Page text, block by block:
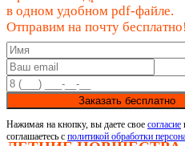
в одном удобном pdf-файле.
Отправим на почту бесплатно!
Заказать бесплатно
Нажимая на кнопку, вы даете свое согласие
соглашаетесь с политикой обработки